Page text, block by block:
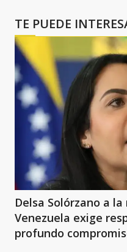
TE PUEDE
Delsa Solórzano a
Venezuela exige
profundo